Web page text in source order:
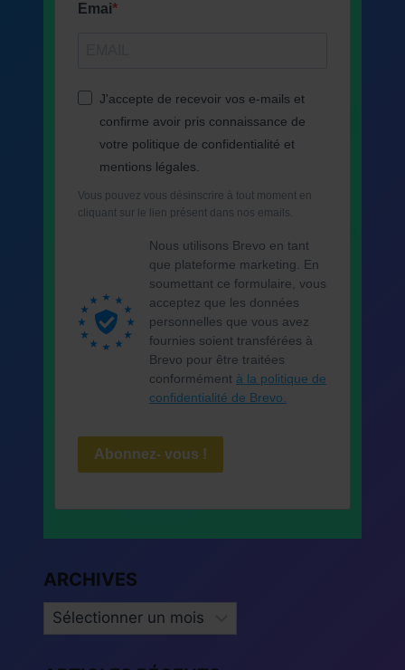
Emai
J'accepte de recevoir vos e-mails et
confirme avoir pris connaissance de
votre politique de confidentialité et
mentions légales.
Vous pouvez vous désinscrire à tout moment en
cliquant sur le lien présent dans nos emails.
Nous utilisons Brevo en tant
que plateforme marketing. En
soumettant ce formulaire, vous
acceptez que les données
personnelles que vous avez
fournies soient transférées à
Brevo pour être traitées
conformément à la politique de
confidentialité de Brevo.
Abonnez- vous !
ARCHIVES
ARCHIVES